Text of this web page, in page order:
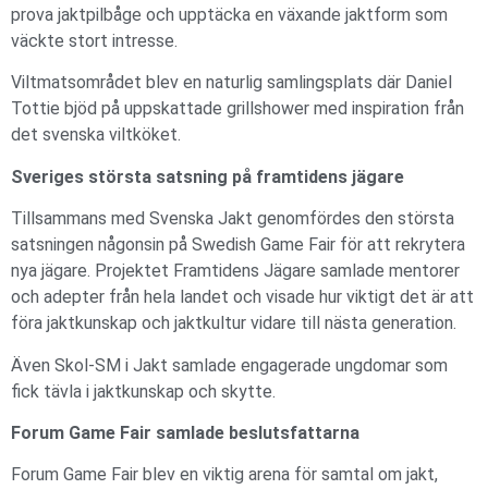
prova jaktpilbåge och upptäcka en växande jaktform som
väckte stort intresse.
Viltmatsområdet blev en naturlig samlingsplats där Daniel
Tottie bjöd på uppskattade grillshower med inspiration från
det svenska viltköket.
Sveriges största satsning på framtidens jägare
Tillsammans med Svenska Jakt genomfördes den största
satsningen någonsin på Swedish Game Fair för att rekrytera
nya jägare. Projektet Framtidens Jägare samlade mentorer
och adepter från hela landet och visade hur viktigt det är att
föra jaktkunskap och jaktkultur vidare till nästa generation.
Även Skol-SM i Jakt samlade engagerade ungdomar som
fick tävla i jaktkunskap och skytte.
Forum Game Fair samlade beslutsfattarna
Forum Game Fair blev en viktig arena för samtal om jakt,